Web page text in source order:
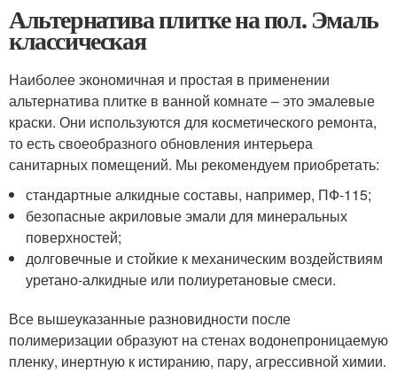
Альтернатива плитке на пол. Эмаль
классическая
Наиболее экономичная и простая в применении
альтернатива плитке в ванной комнате – это эмалевые
краски. Они используются для косметического ремонта,
то есть своеобразного обновления интерьера
санитарных помещений. Мы рекомендуем приобретать:
стандартные алкидные составы, например, ПФ-115;
безопасные акриловые эмали для минеральных
поверхностей;
долговечные и стойкие к механическим воздействиям
уретано-алкидные или полиуретановые смеси.
Все вышеуказанные разновидности после
полимеризации образуют на стенах водонепроницаемую
пленку, инертную к истиранию, пару, агрессивной химии.